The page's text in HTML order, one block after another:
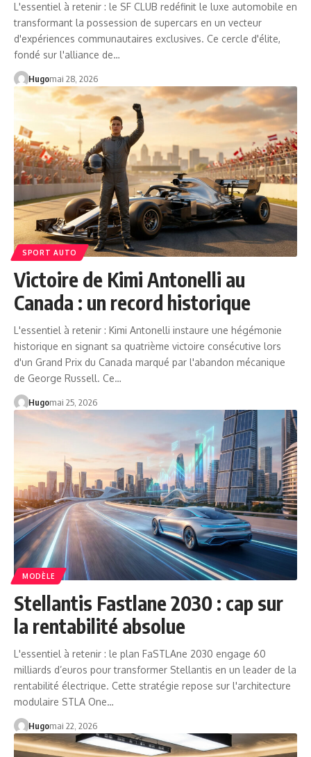
L'essentiel à retenir : le SF CLUB redéfinit le luxe automobile en
transformant la possession de supercars en un vecteur
d'expériences communautaires exclusives. Ce cercle d'élite,
fondé sur l'alliance de…
Hugomai 28, 2026
SPORT AUTO
Victoire de Kimi Antonelli au
Canada : un record historique
L'essentiel à retenir : Kimi Antonelli instaure une hégémonie
historique en signant sa quatrième victoire consécutive lors
d'un Grand Prix du Canada marqué par l'abandon mécanique
de George Russell. Ce…
Hugomai 25, 2026
MODÈLE
Stellantis Fastlane 2030 : cap sur
la rentabilité absolue
L'essentiel à retenir : le plan FaSTLAne 2030 engage 60
milliards d’euros pour transformer Stellantis en un leader de la
rentabilité électrique. Cette stratégie repose sur l'architecture
modulaire STLA One…
Hugomai 22, 2026